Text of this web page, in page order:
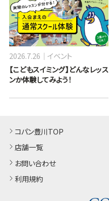
【こどもスイミング】どんなレッス
ンか体験してみよう！
2026.7.26
イベント
コパン豊川TOP
店舗一覧
お問い合わせ
利用規約